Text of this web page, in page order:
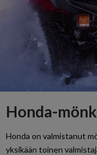
Honda-
Honda on valmistanut
yksikään toinen